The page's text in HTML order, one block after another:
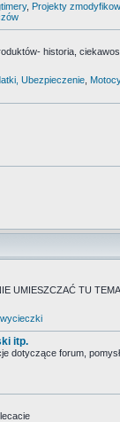
, Projekty
historia,
Ubezpieczenie
UMIESZCZAĆ TU
itp.
dotyczące forum,